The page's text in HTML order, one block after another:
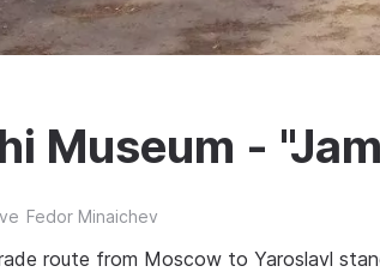
Museum -
Fedor Minaichev
route from Moscow to Yaroslavl